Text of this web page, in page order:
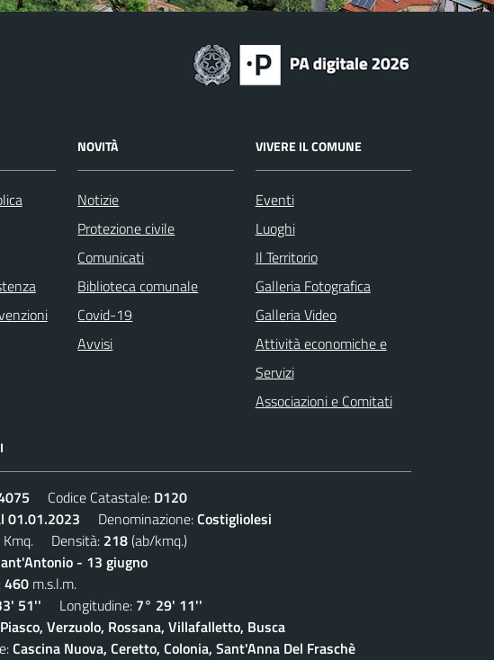
NOVITÀ
Notizie
Protezione civile
Comunicati
Biblioteca comunale
Covid-19
Avvisi
VIVERE IL COMUNE
Eventi
Luoghi
Il Territorio
Galleria Fotografica
Galleria Video
Attività economiche e
Servizi
Associazioni e Comitati
Codice Catastale: D120
01.01.2023 Denominazione:Costigliolesi
Kmq. Densità: 218(ab/kmq.)
- 13 giugno
460 m.s.l.m.
51'' Longitudine: 7° 29' 11''
Piasco, Verzuolo, Rossana, Villafalletto, Busca
Cascina Nuova, Ceretto, Colonia, Sant'Anna Del Fraschè